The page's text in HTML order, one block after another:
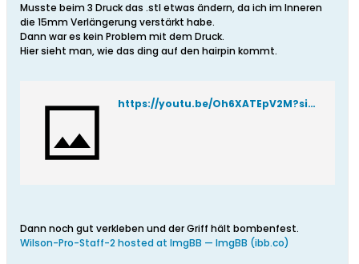
Musste beim 3 Druck das .stl etwas ändern, da ich im Inneren
die 15mm Verlängerung verstärkt habe.
Dann war es kein Problem mit dem Druck.
Hier sieht man, wie das ding auf den hairpin kommt.
https://youtu.be/Oh6XATEpV2M?si=CdTi8s289kt7RN2F
Dann noch gut verkleben und der Griff hält bombenfest.
Wilson-Pro-Staff-2 hosted at ImgBB — ImgBB (ibb.co)